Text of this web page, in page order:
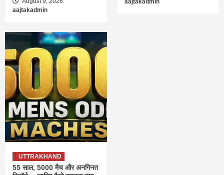
aajtakadmin
aajtakadmin
UTTRAKHAND
55 साल, 5000 मैच और अनगिनत